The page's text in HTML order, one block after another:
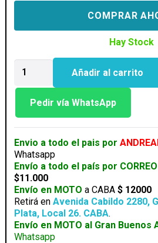
COMPRAR
Hay Stock
DE
VIDEO
ZOTAC
EDGE
OC
WHITE
cantidad
Añadir al carrito
Pedir vía WhatsApp
Envio a todo el pais por
Whatsapp
Envío a todo el país por CORREO
$11.000
Envío en MOTO a CABA$ 12000
Retirá enAvenida Cabildo 2280,
Plata, Local 26. CABA.
Envío en MOTO al Gran Buenos
Whatsapp